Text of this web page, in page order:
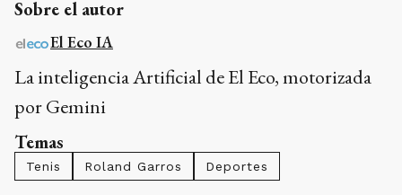
Sobre el autor
El Eco IA
La inteligencia Artificial de El Eco, motorizada
por Gemini
Temas
Tenis Roland Garros Deportes